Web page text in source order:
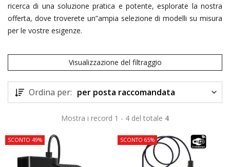
ricerca di una soluzione pratica e potente, esplorate la nostra
offerta, dove troverete un”ampia selezione di modelli su misura
per le vostre esigenze.
Visualizzazione del filtraggio
Ordina per: per posta raccomandata
Mostra i record 1 - 4 del totale 4
SCONTO 49% SCONTO 65%